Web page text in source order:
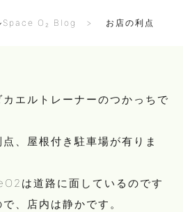
Space O₂ Blog お店の利点
エルトレーナーのつかっちで
、屋根付き駐車場が有りま
は道路に面しているのです
、店内は静かです。